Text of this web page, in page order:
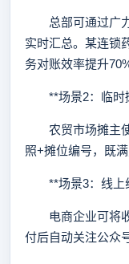
总部可通过广力
实时汇总。某连锁
务对账效率提升70%
**场景2：临时
农贸市场摊主使
照+摊位编号，既
**场景3：线上
电商企业可将收
付后自动关注公众